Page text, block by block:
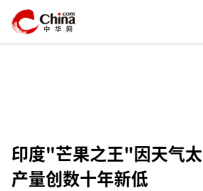
印度"芒果之王"因天气
产量创数十年新低